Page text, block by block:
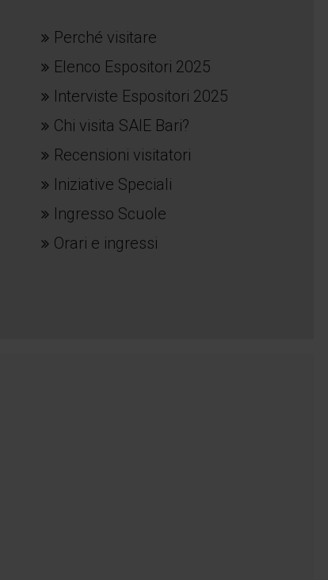
Perché visitare
Elenco Espositori 2025
Interviste Espositori 2025
Chi visita SAIE Bari?
Recensioni visitatori
Iniziative Speciali
Ingresso Scuole
Orari e ingressi